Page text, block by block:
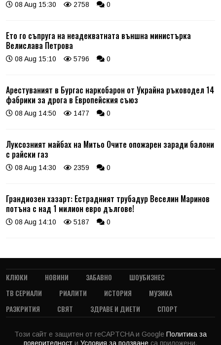
08 Aug 15:30 2758 0
Ето го съпруга на неадекватната външна министърка
Велислава Петрова
08 Aug 15:10 5796 0
Арестуваният в Бургас наркобарон от Украйна ръководел 14
фабрики за дрога в Европейския съюз
08 Aug 14:50 1477 0
Луксозният майбах на Митьо Очите опожарен заради балони
с райски газ
08 Aug 14:30 2359 0
Грандиозен хазарт: Естрадният трубадур Веселин Маринов
потъна с над 1 милион евро дългове!
08 Aug 14:10 5187 0
КЛЮКИ НОВИНИ ЗАБАВНО
ШОУБИЗНЕС
ТВ СЕРИАЛИ
РИАЛИТИ ИСТОРИЯ
МУЗИКА
РАЗКРИТИЯ
СВЯТ ЗДРАВЕ И ДИЕТИ СПОРТ
Този сайт е защитен от reCAPTCHA и Google Политика за
поверителност и Условия за ползване са приложени.